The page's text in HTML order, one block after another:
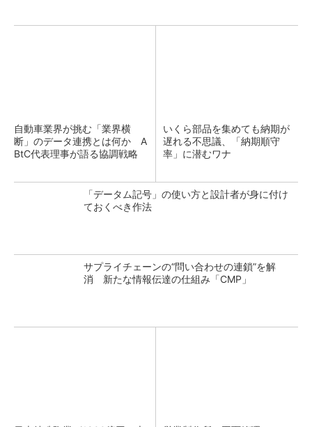
自動車業界が挑む「業界横
断」のデータ連携とは何か A
BtC代表理事が語る協調戦略
いくら部品を集めても納期が
遅れる不思議、「納期順守
率」に潜むワナ
「データム記号」の使い方と設計者が身に付け
ておくべき作法
サプライチェーンの“問い合わせの連鎖”を解
消 新たな情報伝達の仕組み「CMP」